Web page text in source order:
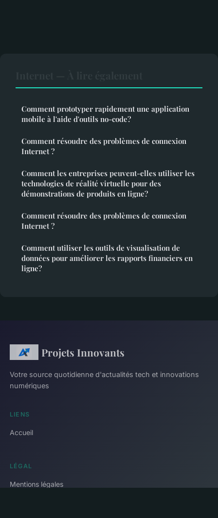
Comment prototyper rapidement une application
mobile à l'aide d'outils no-code?
Comment résoudre des problèmes de connexion
Internet ?
Comment les entreprises peuvent-elles utiliser les
technologies de réalité virtuelle pour des
démonstrations de produits en ligne?
Comment résoudre des problèmes de connexion
Internet ?
Comment utiliser les outils de visualisation de
données pour améliorer les rapports financiers en
ligne?
Projets Innovants
Votre source quotidienne d'actualités tech et innovations
numériques
LIENS
Accueil
LÉGAL
Mentions légales